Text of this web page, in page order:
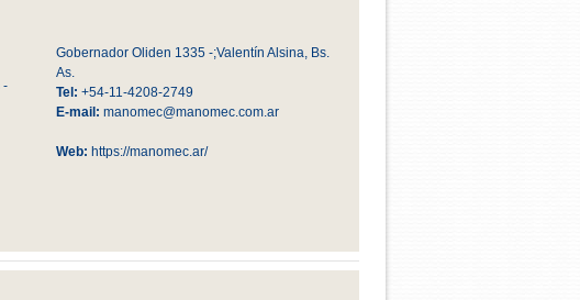
-
Gobernador Oliden 1335 -;Valentín Alsina, Bs.
As.
Tel: +54-11-4208-2749
E-mail: manomec@manomec.com.ar
Web: https://manomec.ar/